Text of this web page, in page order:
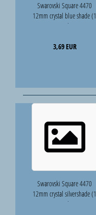
Swarovski Square 4470
12mm crystal blue shade (1
Stück)
3,69 EUR
Swarovski Square 4470
12mm crystal silvershade (1
Stück)